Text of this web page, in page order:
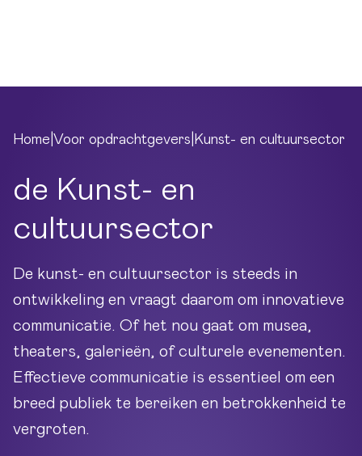
Home Voor opdrachtgevers Kunst- en cultuursector
de Kunst- en
cultuursector
De kunst- en cultuursector is steeds in
ontwikkeling en vraagt daarom om innovatieve
communicatie. Of het nou gaat om musea,
theaters, galerieën, of culturele evenementen.
Effectieve communicatie is essentieel om een
breed publiek te bereiken en betrokkenheid te
vergroten.